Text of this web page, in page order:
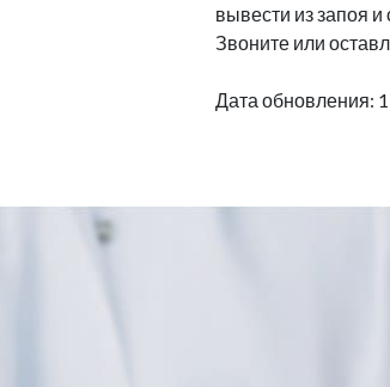
вывести из запоя
Звоните или
Дата обновления: